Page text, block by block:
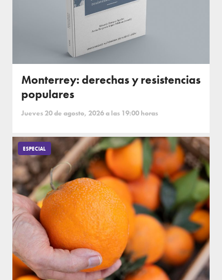
Monterrey: derechas y resistencias
populares
Jueves 20 de agosto, 2026 a las 19:00 horas
ESPECIAL